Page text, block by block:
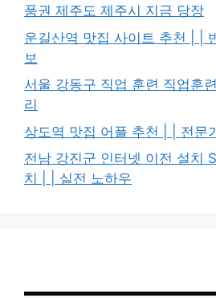
품권 제주도 제주시 지금 당장
운길산역 맛집 사이트 추천 | |
보
서울 강동구 직업 훈련 직업훈
리
상도역 맛집 어플 추천 | | 전문
전남 강진군 인터넷 이전 설치
치 | | 실전 노하우